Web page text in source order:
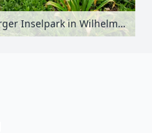
Staudenbeet im Wilhelmsburger Inselpark in Wilhelmsburg, Hamburg, Deutschland